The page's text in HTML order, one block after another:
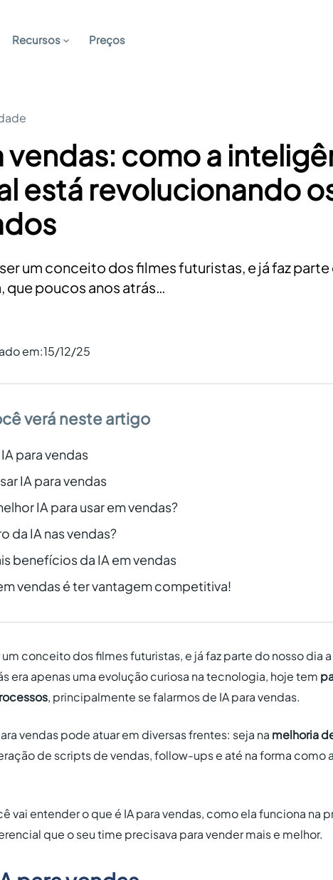
Recursos Preços
vendas: como a
está revolucionando
um conceito dos filmes futuristas, e já faz parte
que poucos anos atrás…
em:15/12/25
verá neste artigo
para vendas
IA para vendas
IA para usar em vendas?
da IA nas vendas?
benefícios da IA em vendas
vendas é ter vantagem competitiva!
um conceito dos filmes futuristas, e já faz parte do nosso dia
era apenas uma evolução curiosa na tecnologia, hoje tem
, principalmente se falarmos de IA para vendas.
vendas pode atuar em diversas frentes: seja na melhoria
de scripts de vendas, follow-ups e até na forma como
vai entender o que é IA para vendas, como ela funciona na
que o seu time precisava para vender mais e melhor.